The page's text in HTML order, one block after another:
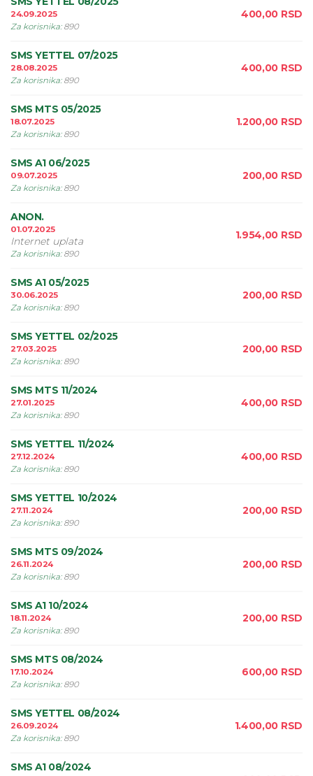
24.09.2025
Za korisnika: 890
400,00 RSD
SMS YETTEL 07/2025
28.08.2025
Za korisnika: 890
400,00 RSD
SMS MTS 05/2025
18.07.2025
Za korisnika: 890
1.200,00 RSD
SMS A1 06/2025
09.07.2025
Za korisnika: 890
200,00 RSD
ANON.
01.07.2025
Internet uplata
Za korisnika: 890
1.954,00 RSD
SMS A1 05/2025
30.06.2025
Za korisnika: 890
200,00 RSD
SMS YETTEL 02/2025
27.03.2025
Za korisnika: 890
200,00 RSD
SMS MTS 11/2024
27.01.2025
Za korisnika: 890
400,00 RSD
SMS YETTEL 11/2024
27.12.2024
Za korisnika: 890
400,00 RSD
SMS YETTEL 10/2024
27.11.2024
Za korisnika: 890
200,00 RSD
SMS MTS 09/2024
26.11.2024
Za korisnika: 890
200,00 RSD
SMS A1 10/2024
18.11.2024
Za korisnika: 890
200,00 RSD
SMS MTS 08/2024
17.10.2024
Za korisnika: 890
600,00 RSD
SMS YETTEL 08/2024
26.09.2024
Za korisnika: 890
1.400,00 RSD
SMS A1 08/2024